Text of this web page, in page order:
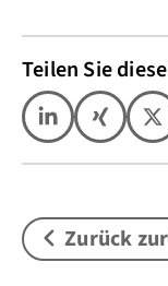
Teilen Sie
Zurück